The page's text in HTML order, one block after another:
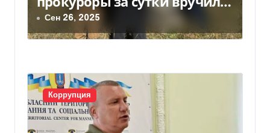
18 подозрений в незаконном
обогащении
Сен 26, 2025
Коррупция